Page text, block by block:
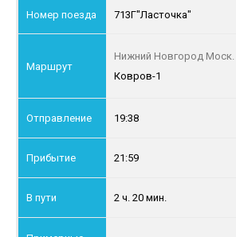
713Г"Ласточка"
Нижний Новгород Моск.
Ковров-1
19:38
21:59
2 ч. 20 мин.